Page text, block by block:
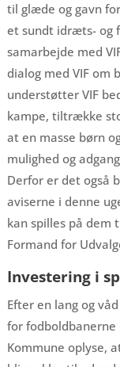
til glæde og gavn
et sundt idræts- og
samarbejde med
dialog med VIF om
understøtter VIF
kampe, tiltrække
at en masse børn
mulighed og
Derfor er det også
aviserne i denne
kan spilles på dem
Formand for
Investering i
Efter en lang og
for fodboldbanerne
Kommune oplyse,